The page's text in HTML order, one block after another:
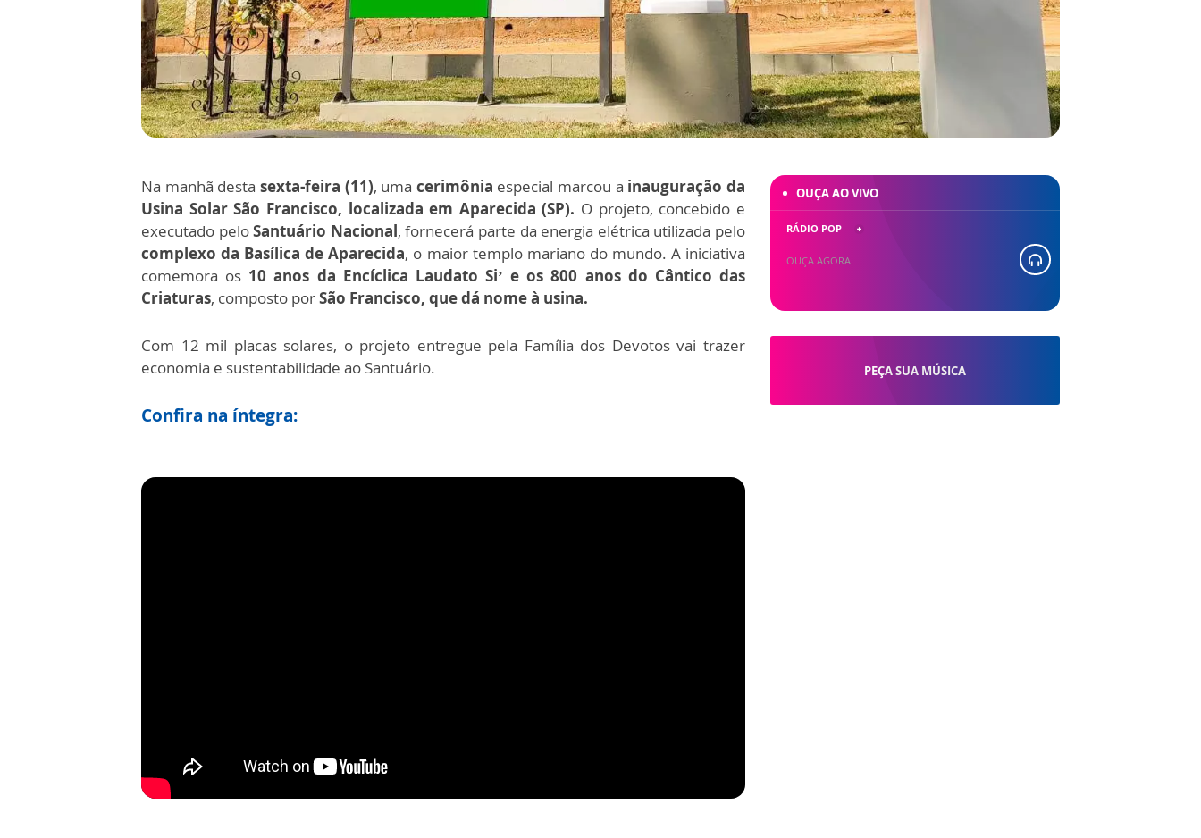
Na manhã desta sexta-feira (11), uma cerimônia especial marcou a inauguração da
Usina Solar São Francisco, localizada em Aparecida (SP). O projeto, concebido e
executado peloSantuário Nacional, fornecerá parte da energia elétrica utilizada pelo
complexo da Basílica de Aparecida, o maior templo mariano do mundo. A iniciativa
comemora os 10 anos da Encíclica Laudato Si’ e os 800 anos do Cântico das
Criaturas, composto porSão Francisco, que dá nome à usina.
Com 12 mil placas solares, o projeto entregue pela Família dos Devotos vai trazer
economia e sustentabilidade ao Santuário.
Confira na íntegra:
PEÇA SUA MÚSICA
OUÇA AO VIVO
RÁDIO POP
OUÇA AGORA